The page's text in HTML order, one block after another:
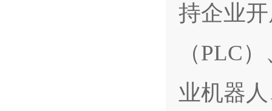
持企业
（PLC
业机器